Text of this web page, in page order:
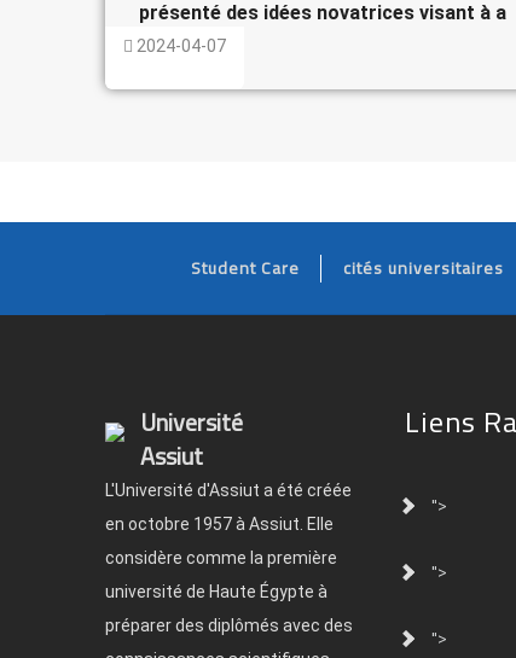
présenté des idées novatrices visant à a
2024-04-07
Student Care cités universitaires
Université
Assiut
L'Université d'Assiut a été créée
en octobre 1957 à Assiut. Elle
considère comme la première
université de Haute Égypte à
préparer des diplômés avec des
Liens
">
">
">